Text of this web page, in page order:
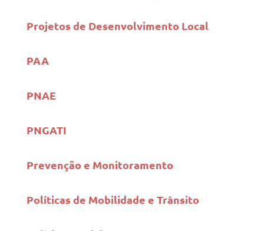
Projetos de Desenvolvimento Local
PAA
PNAE
PNGATI
Prevenção e Monitoramento
Políticas de Mobilidade e Trânsito